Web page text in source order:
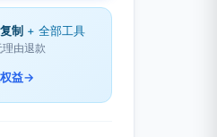
制 + 全部工具
理由退款
益→